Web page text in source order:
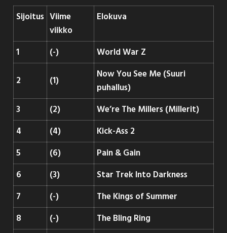
Sijoitus Viime
viikko
Elokuva
1 (-) World War Z
2 (1)
Now You See Me (Suuri
puhallus)
3
(2)
We’re The Millers (Millerit)
4
(4)
Kick-Ass 2
5
(6)
Pain & Gain
6
(3)
Star Trek Into Darkness
7
(-)
The Kings of Summer
8
(-)
The Bling Ring